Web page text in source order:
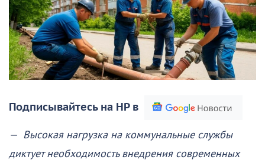
Подписывайтесь на НР в
— Высокая нагрузка на коммунальные службы
диктует необходимость внедрения современных